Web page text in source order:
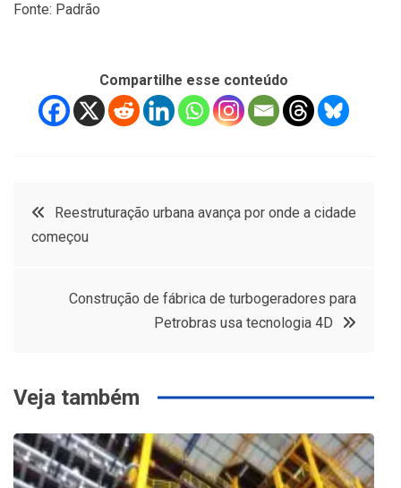
Fonte: Padrão
Compartilhe esse conteúdo
Navegação
Post
Reestruturação urbana avança por onde a cidade
começou
Construção de fábrica de turbogeradores para
Petrobras usa tecnologia 4D
Veja também